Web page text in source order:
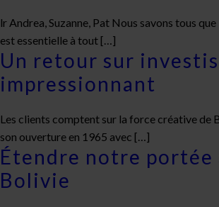
lr Andrea, Suzanne, Pat Nous savons tous
est essentielle à tout […]
Un retour sur
impressionnant
Les clients comptent sur la force créative de
son ouverture en 1965 avec […]
Étendre notre portée
Bolivie